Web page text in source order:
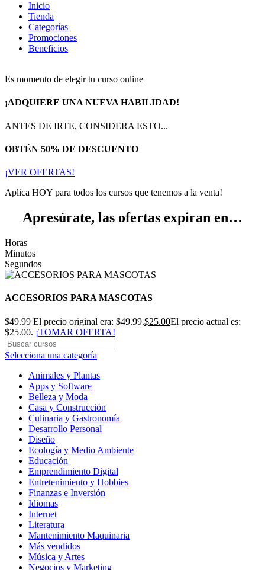
Inicio
Tienda
Categorías
Promociones
Beneficios
Es momento de elegir tu curso online
¡ADQUIERE UNA NUEVA HABILIDAD!
ANTES DE IRTE, CONSIDERA ESTO...
OBTÉN 50% DE DESCUENTO
¡VER OFERTAS!
Aplica HOY para todos los cursos que tenemos a la venta!
Apresúrate, las ofertas expiran en…
Horas
Minutos
Segundos
ACCESORIOS PARA MASCOTAS
$49.99 El precio original era: $49.99.$25.00El precio actual es:
$25.00. ¡TOMAR OFERTA!
Selecciona una categoría
Animales y Plantas
Apps y Software
Belleza y Moda
Casa y Construcción
Culinaria y Gastronomía
Desarrollo Personal
Diseño
Ecología y Medio Ambiente
Educación
Emprendimiento Digital
Entretenimiento y Hobbies
Finanzas e Inversión
Idiomas
Internet
Literatura
Mantenimiento Maquinaria
Más vendidos
Música y Artes
Negocios y Marketing